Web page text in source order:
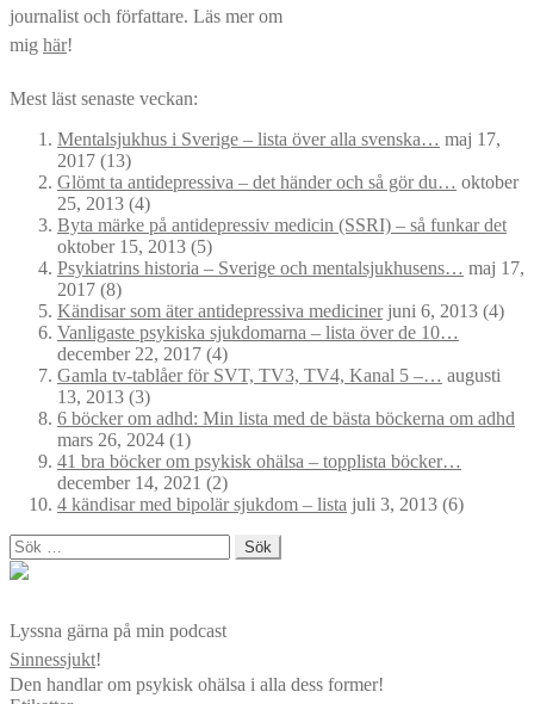
journalist och författare. Läs mer om
mig här!
Mest läst senaste veckan:
Mentalsjukhus i Sverige – lista över alla svenska… maj 17,
2017 (13)
Glömt ta antidepressiva – det händer och så gör du… oktober
25, 2013 (4)
Byta märke på antidepressiv medicin (SSRI) – så funkar det
oktober 15, 2013 (5)
Psykiatrins historia – Sverige och mentalsjukhusens… maj 17,
2017 (8)
Kändisar som äter antidepressiva medicinerjuni 6, 2013 (4)
Vanligaste psykiska sjukdomarna – lista över de 10…
december 22, 2017 (4)
Gamla tv-tablåer för SVT, TV3, TV4, Kanal 5 –… augusti
13, 2013 (3)
6 böcker om adhd: Min lista med de bästa böckerna om adhd
mars 26, 2024 (1)
41 bra böcker om psykisk ohälsa – topplista böcker…
december 14, 2021 (2)
4 kändisar med bipolär sjukdom – lista juli 3, 2013 (6)
Sök
efter:
Lyssna gärna på min podcast
Sinnessjukt!
Den handlar om psykisk ohälsa i alla dess former!